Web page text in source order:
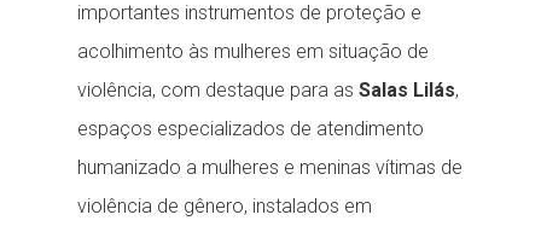
importantes instrumentos de proteção e
acolhimento às mulheres em situação de
violência, com destaque para as Salas Lilás,
espaços especializados de atendimento
humanizado a mulheres e meninas vítimas de
violência de gênero, instalados em